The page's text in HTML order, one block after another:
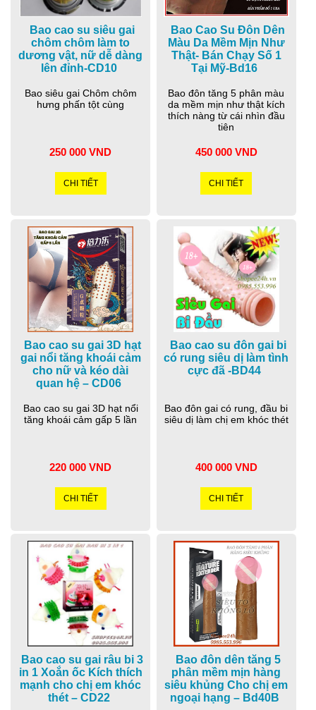
Bao cao su siêu gai
chôm chôm làm to
dương vật, nữ dễ dàng
lên đỉnh-CD10
Bao siêu gai Chôm chôm
hưng phấn tột cùng
250 000 VND
CHI TIẾT
Bao Cao Su Đôn Dên
Màu Da Mềm Mịn Như
Thật- Bán Chạy Số 1
Tại Mỹ-Bd16
Bao đôn tăng 5 phân màu
da mềm mịn như thật kích
thích nàng từ cái nhìn đầu
tiên
450 000 VND
CHI TIẾT
Bao cao su gai 3D hạt
gai nổi tăng khoái cảm
cho nữ và kéo dài
quan hệ – CD06
Bao cao su gai 3D hạt nổi
tăng khoái cảm gấp 5 lần
220 000 VND
CHI TIẾT
Bao cao su đôn gai bi
có rung siêu dị làm tình
cực đã -BD44
Bao đôn gai có rung, đầu bi
siêu dị làm chị em khóc thét
400 000 VND
CHI TIẾT
Bao cao su gai râu bi 3
in 1 Xoắn ốc Kích thích
mạnh cho chị em khóc
thét – CD22
Bao đôn dên tăng 5
phân mềm mịn hàng
siêu khủng Cho chị em
ngoại hạng – Bd40B